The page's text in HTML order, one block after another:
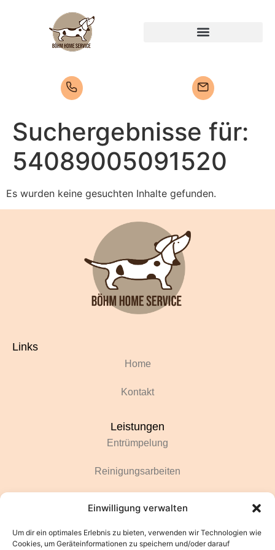
Einwilligung verwalten
Um dir ein optimales Erlebnis zu bieten, verwenden wir Technologien wie
Cookies, um Geräteinformationen zu speichern und/oder darauf
Suchergebnisse für:
54089005091520
Es wurden keine gesuchten Inhalte gefunden.
Links
Home
Kontakt
Leistungen
Entrümpelung
Reinigungsarbeiten
Gartenarbeiten